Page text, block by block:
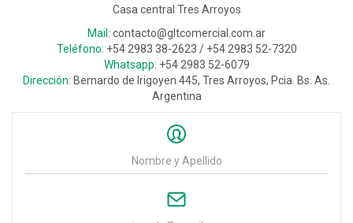
Casa central Tres Arroyos
Mail: contacto@gltcomercial.com.ar
Teléfono: +54 2983 38-2623 / +54 2983 52-7320
Whatsapp: +54 2983 52-6079
Dirección: Bernardo de Irigoyen 445, Tres Arroyos, Pcia. Bs. As.
Argentina